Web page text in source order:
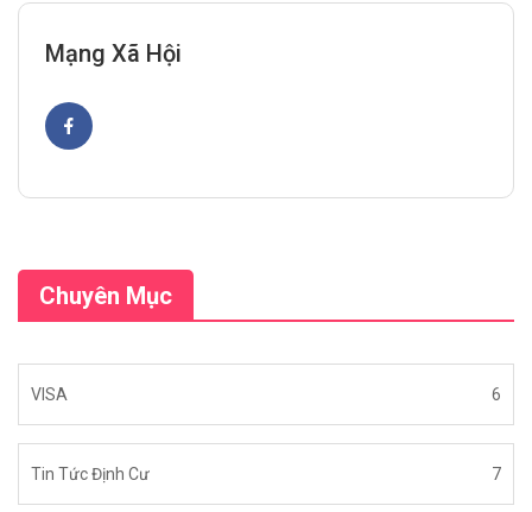
Mạng Xã Hội
Chuyên Mục
VISA 6
Tin Tức Định Cư 7